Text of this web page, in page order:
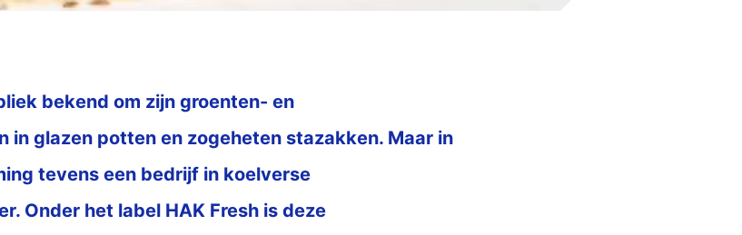
bekend om zijn groenten- en
in glazen potten en zogeheten stazakken. Maar in
tevens een bedrijf in koelverse
Onder het label HAK Fresh is deze